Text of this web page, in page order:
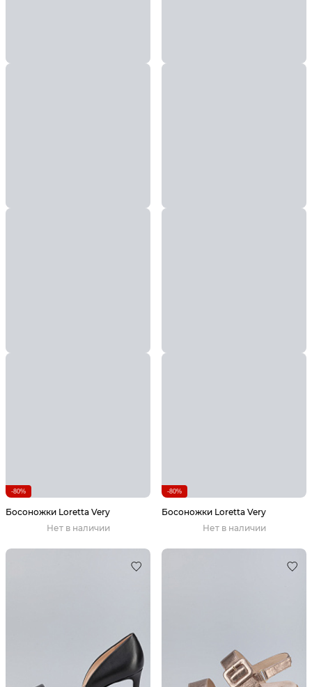
-80%
Босоножки Loretta Very
Нет в наличии
-80%
Босоножки Loretta Very
Нет в наличии